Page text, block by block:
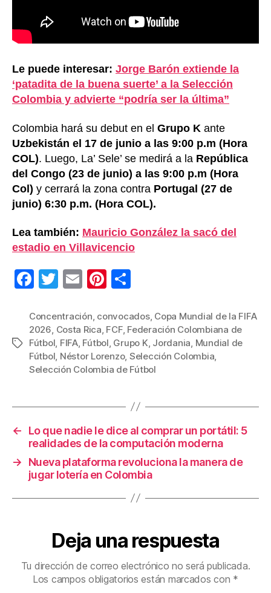
Le puede interesar: Jorge Barón extiende la
‘patadita de la buena suerte’ a la Selección
Colombia y advierte “podría ser la última”
Colombia hará su debut en el Grupo K ante
Uzbekistán el 17 de junio a las 9:00 p.m (Hora
COL). Luego, La’ Sele’ se medirá a la República
del Congo (23 de junio) a las 9:00 p.m (Hora
Col) y cerrará la zona contra Portugal (27 de
junio) 6:30 p.m. (Hora COL).
Lea también: Mauricio González la sacó del
estadio en Villavicencio
F
c
e
b
o
k
T
tt
er
E
ail
Pi
er
e
st
m
p
ar
tir
Etiquetas
Concentración convocados, Copa Mundial de la FIFA
2026 Costa Rica FCF, Federación Colombiana de
Fútbol FIFA, Fútbol Grupo K Jordania Mundial de
Fútbol Néstor Lorenzo, Selección Colombia
Selección Colombia de Fútbol
←
Lo que nadie le dice al comprar un portátil: 5
realidades de la computación moderna
→
Nueva plataforma revoluciona la manera de
jugar lotería en Colombia
Deja una respuesta
Tu dirección de correo electrónico no será publicada.
Los campos obligatorios están marcados con *